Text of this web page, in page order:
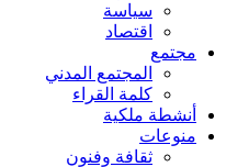
سياسة
اقتصاد
مجتمع
المجتمع المدني
كلمة القراء
أنشطة ملكية
منوعات
ثقافة وفنون